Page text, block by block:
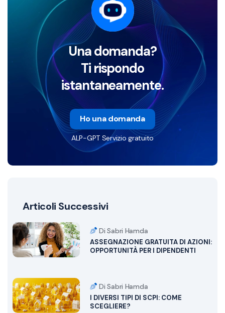
Una domanda?
Ti rispondo
istantaneamente.
Ho una domanda
ALP-GPT Servizio gratuito
Articoli Successivi
Di Sabri Hamda
ASSEGNAZIONE GRATUITA DI AZIONI:
OPPORTUNITÀ PER I DIPENDENTI
Di Sabri Hamda
I DIVERSI TIPI DI SCPI: COME
SCEGLIERE?